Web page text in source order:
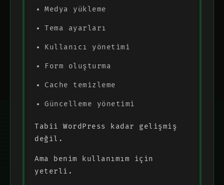
Medya yükleme
Tema ayarları
Kullanıcı yönetimi
Form oluşturma
Cache temizleme
Güncelleme yönetimi
Tabii WordPress kadar gelişmiş
değil.
Ama benim kullanımım için
yeterli.